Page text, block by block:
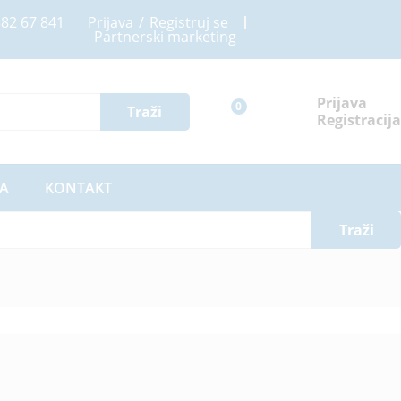
67 841 Prijava / Registruj se
Partnerski marketing
Traži 0
Prijava
Registracija
KONTAKT
Traži